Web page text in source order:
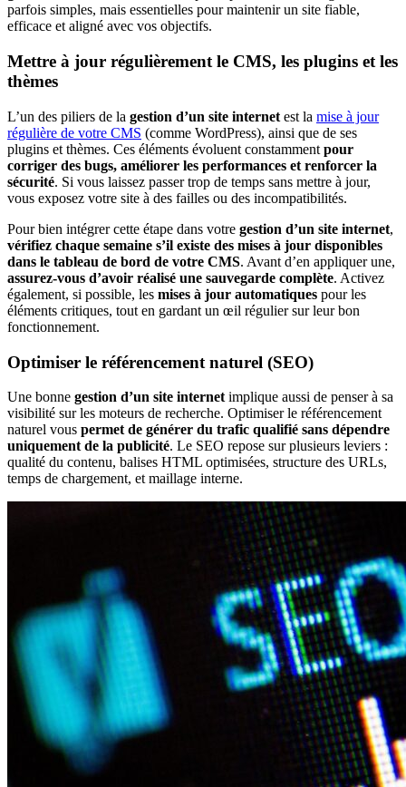
parfois simples, mais essentielles pour maintenir un site fiable,
efficace et aligné avec vos objectifs.
Mettre à jour régulièrement le CMS, les plugins et les
thèmes
L’un des piliers de la gestion d’un site internet est la mise à jour
régulière de votre CMS (comme WordPress), ainsi que de ses
plugins et thèmes. Ces éléments évoluent constamment pour
corriger des bugs, améliorer les performances et renforcer la
sécurité. Si vous laissez passer trop de temps sans mettre à jour,
vous exposez votre site à des failles ou des incompatibilités.
Pour bien intégrer cette étape dans votre gestion d’un site internet,
vérifiez chaque semaine s’il existe des mises à jour disponibles
dans le tableau de bord de votre CMS. Avant d’en appliquer une,
assurez-vous d’avoir réalisé une sauvegarde complète. Activez
également, si possible, les mises à jour automatiques pour les
éléments critiques, tout en gardant un œil régulier sur leur bon
fonctionnement.
Optimiser le référencement naturel (SEO)
Une bonne gestion d’un site internet implique aussi de penser à sa
visibilité sur les moteurs de recherche. Optimiser le référencement
naturel vous permet de générer du trafic qualifié sans dépendre
uniquement de la publicité. Le SEO repose sur plusieurs leviers :
qualité du contenu, balises HTML optimisées, structure des URLs,
temps de chargement, et maillage interne.